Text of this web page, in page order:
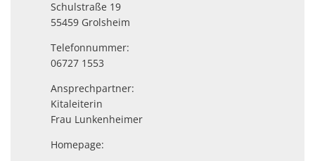
GrolsheimSchulstraße 19
55459 Grolsheim
Telefonnummer:
06727 1553
Ansprechpartner:
Kitaleiterin
Frau Lunkenheimer
Homepage: